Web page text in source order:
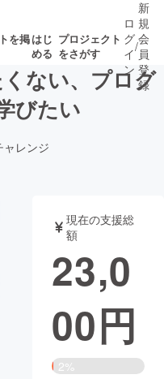
を掲はじ
める
プロジェクト
をさがす
ジェクト
音楽
ゲーム・
書籍・雑誌
チャレンジ
ロ
グ
イ
ン
/
新
規
会
員
登
録
ない、プログ
びたい
ャレンジ
現在の支援総
額
23,0
00円
2%